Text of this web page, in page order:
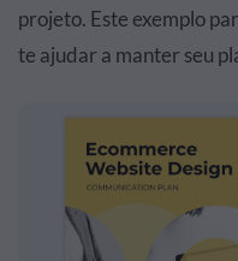
projeto. Este exemplo
te ajudar a manter seu